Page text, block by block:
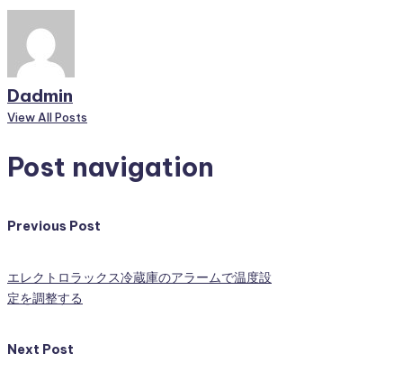
Dadmin
View All Posts
Post navigation
Previous Post
エレクトロラックス冷蔵庫のアラームで温度設
定を調整する
Next Post